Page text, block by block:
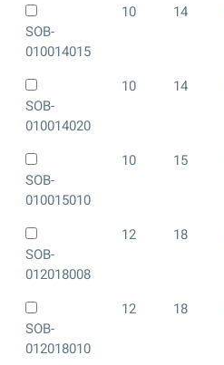
SOB-
010014015
10 14
SOB-
010014020
10 14
SOB-
010015010
10 15
SOB-
012018008
12 18
SOB-
012018010
12 18